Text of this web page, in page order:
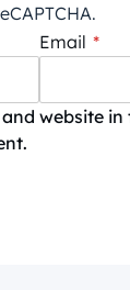
Email *
website